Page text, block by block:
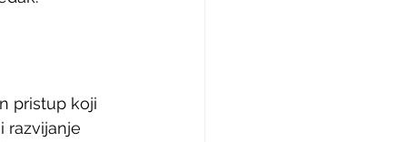
pristup koji
razvijanje